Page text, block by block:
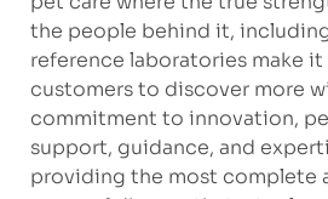
the people behind it,
reference laboratories make
customers to discover more
commitment to innovation,
support, guidance, and
providing the most complete